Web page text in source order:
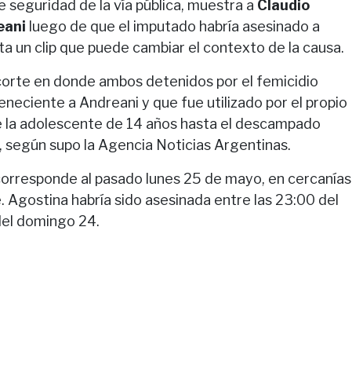
seguridad de la vía pública, muestra a Claudio
luego de que el imputado habría asesinado a
un clip que puede cambiar el contexto de la causa.
en donde ambos detenidos por el femicidio
a Andreani y que fue utilizado por el propio
adolescente de 14 años hasta el descampado
supo la Agencia Noticias Argentinas.
al pasado lunes 25 de mayo, en cercanías
Agostina habría sido asesinada entre las 23:00 del
domingo 24.